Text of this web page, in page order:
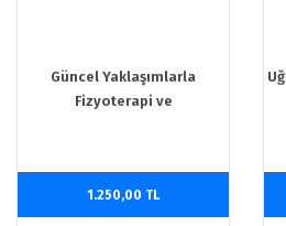
Güncel Yaklaşımlarla
Fizyoterapi ve
1.250,00 TL